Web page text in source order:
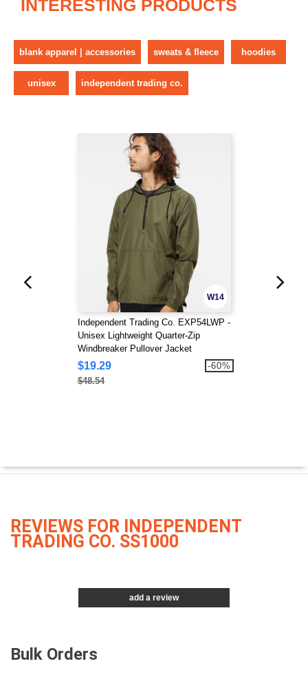
INTERESTING PRODUCTS
blank apparel | accessories sweats & fleece hoodies
unisex independent trading co.
W14
Independent Trading Co. EXP54LWP -
Unisex Lightweight Quarter-Zip
Windbreaker Pullover Jacket
$19.29
$48.54
-60%
REVIEWS FOR INDEPENDENT
TRADING CO. SS1000
add a review
Bulk Orders